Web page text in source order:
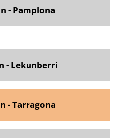
- Pamplona
- Lekunberri
- Tarragona